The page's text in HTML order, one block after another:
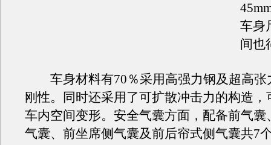
车身
间也
车身材料有70％采用高强力钢及超高张
刚性。同时还采用了可扩散冲击力的构造，
车内空间变形。安全气囊方面，配备前气囊
气囊、前坐席侧气囊及前后帘式侧气囊共7